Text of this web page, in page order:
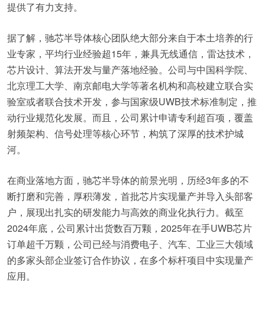
提供了有力支持。
据了解，驰芯半导体核心团队绝大部分来自于本土培养的行
业专家，平均行业经验超15年，兼具无线通信，雷达技术，
芯片设计、算法开发与量产落地经验。公司与中国科学院、
北京理工大学、南京邮电大学等著名机构和高校建立联合实
验室或者联合技术开发，参与国家级UWB技术标准制定，推
动行业规范化发展。而且，公司累计申请专利超百项，覆盖
射频架构、信号处理等核心环节，构筑了深厚的技术护城
河。
在商业落地方面，驰芯半导体的前景光明，历经3年多的不
断打磨和完善，厚积薄发，首批芯片实现量产并导入头部客
户，展现出扎实的研发能力与高效的商业化执行力。截至
2024年底，公司累计出货数百万颗，2025年在手UWB芯片
订单超千万颗，公司已经与消费电子、汽车、工业三大领域
的多家头部企业签订合作协议，在多个标杆项目中实现量产
应用。